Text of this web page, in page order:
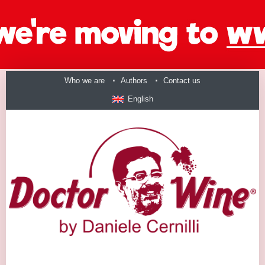
Who we are Authors Contact us
English